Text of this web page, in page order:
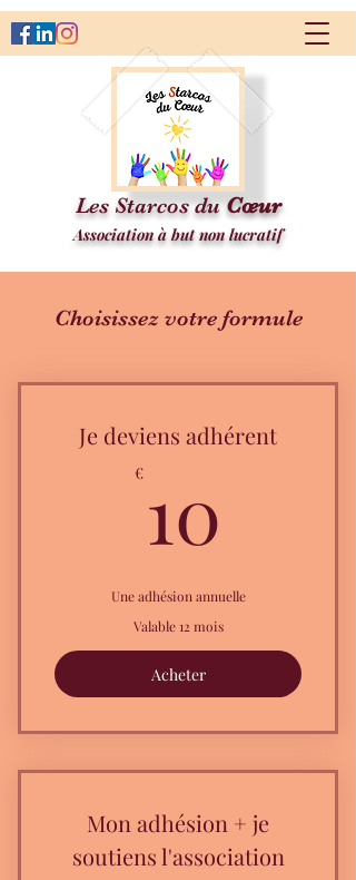
Les Starcos duCœur
Association à but non lucratif
Choisissez votre formule
Je deviens adhérent
€ 10
Une adhésion annuelle
Valable 12 mois
Acheter
Mon adhésion + je
soutiens l'association